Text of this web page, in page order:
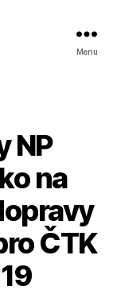
Menu
NP
na
ČTK